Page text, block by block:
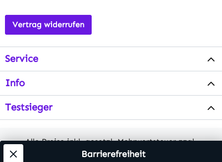
Vertrag widerrufen
Service
Info
Testsieger
Alle Preise inkl. gesetzl. Mehrwertsteuer zzgl.
Versandkosten. Alle Artikelangaben sind
Barrierefreiheit